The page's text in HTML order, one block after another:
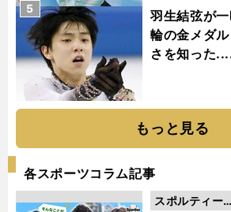
羽生結弦が
輪の金メダ
さを知った
5
もっと見る
各スポーツコラム記事
スポルティーバ